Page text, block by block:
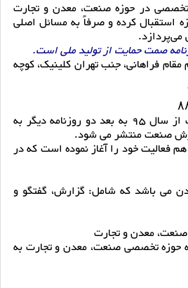
تخصصی در حوزه صنعت، معدن و تجارت
استقبال کرده و صرفاً به مسائل اصلی
صمت حمایت از تولید ملی است.
فراهانی، جنب تهران کلینیک، کوچه
علاوه بر نشر روزنامه صمت از سال 95 به بعد دو روزنامه دیگر به
صنعت منتشر می شود.
فعالیت خود را آغاز نموده است که در
می باشد که شامل: گزارش، گفتگو و
معدن و تجارت
حوزه تخصصی صنعت، معدن و تجارت به